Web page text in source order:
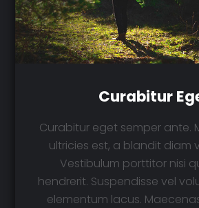
Curabitur
Curabitur eget semper ante.
ultricies est, a blandit diam
Vestibulum porttitor nisi
hendrerit. Suspendisse vel
elementum lacus.